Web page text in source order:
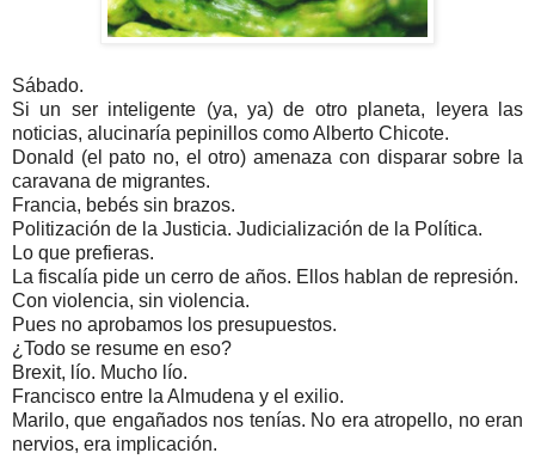
Sábado.
Si un ser inteligente (ya, ya) de otro planeta, leyera las
noticias, alucinaría pepinillos como Alberto Chicote.
Donald (el pato no, el otro) amenaza con disparar sobre la
caravana de migrantes.
Francia, bebés sin brazos.
Politización de la Justicia. Judicialización de la Política.
Lo que prefieras.
La fiscalía pide un cerro de años. Ellos hablan de represión.
Con violencia, sin violencia.
Pues no aprobamos los presupuestos.
¿Todo se resume en eso?
Brexit, lío. Mucho lío.
Francisco entre la Almudena y el exilio.
Marilo, que engañados nos tenías. No era atropello, no eran
nervios, era implicación.